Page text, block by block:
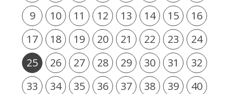
9
10 11 12 13 14 15
16
17
18 19 20 21 22 23
24
25
26 27 28 29 30 31
32
33
34 35 36 37 38 39
40